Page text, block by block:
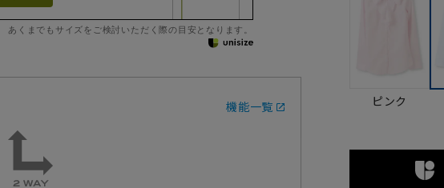
あくまでもサイズをご検討いただく際の目安となります。
機能一覧 ピンク